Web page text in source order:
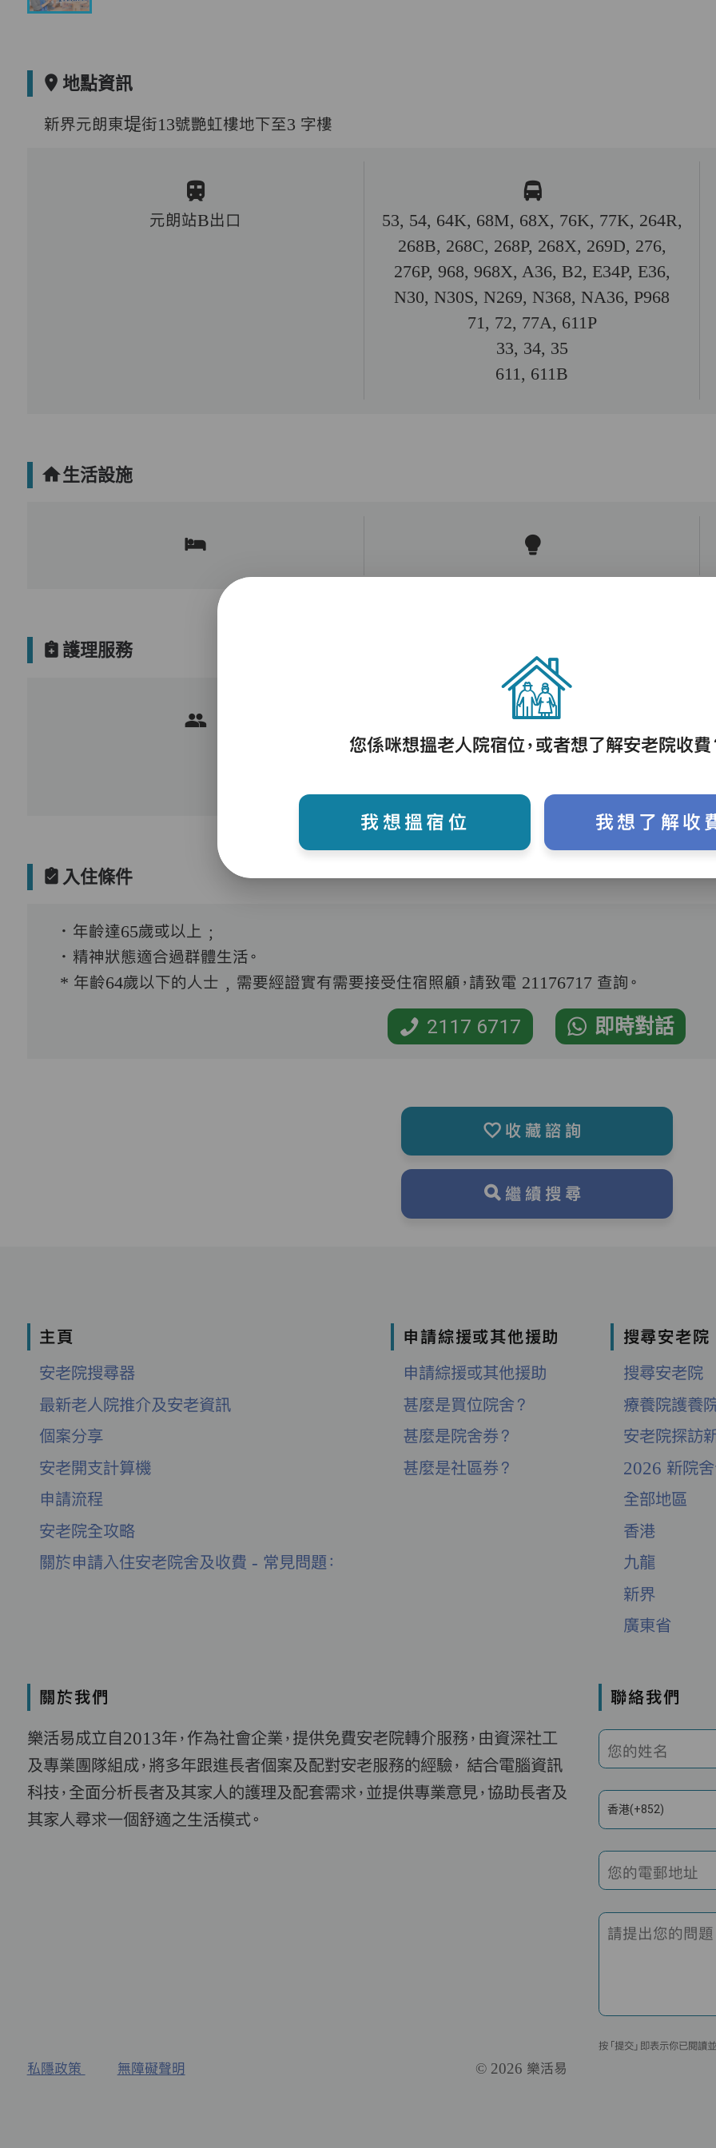
地點資訊
新界元朗東堤街13號艷虹樓地下至3 字樓
元朗站B出口
53, 54, 64K, 68M, 68X, 76K, 77K, 264R,
268B, 268C, 268P, 268X, 269D, 276,
276P, 968, 968X, A36, B2, E34P, E36,
N30, N30S, N269, N368, NA36, P968
71, 72, 77A, 611P
33, 34, 35
611, 611B
生活設施
護理服務
護理評估、執藥、核派藥、量度生命表徵、協
入住條件
．年齡達65歲或以上﹔
．精神狀態適合過群體生活。
* 年齡64歲以下的人士﹐需要經證實有需要接受住宿照顧，請致電 21176717 查詢。
2117 6717 即時對話
收藏諮詢
繼續搜尋
主頁
安老院搜尋器
最新老人院推介及安老資訊
個案分享
安老開支計算機
申請流程
安老院全攻略
關於申請入住安老院舍及收費 - 常見問題：
申請綜援或其他援助
申請綜援或其他援助
甚麼是買位院舍？
甚麼是院舍券？
甚麼是社區券？
搜尋安老院
搜尋安老院
療養院護養
安老院探訪
2026 新院
全部地區
香港
九龍
新界
廣東省
關於我們
樂活易成立自2013年，作為社會企業，提供免費安老院轉介服務，由資深社工
及專業團隊組成，將多年跟進長者個案及配對安老服務的經驗， 結合電腦資訊
科技，全面分析長者及其家人的護理及配套需求，並提供專業意見，協助長者及
其家人尋求一個舒適之生活模式。
私隱政策 無障礙聲明 © 2026 樂活易
聯絡我們
您的姓名
香港(+852)
您的電郵地址
請提出您的問題
按「提交」即表示你已閱讀
您係咪想搵老人院宿位，或者想了解安老院收費
我想搵宿位 我想了解收